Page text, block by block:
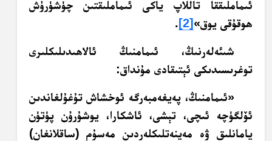
ئىماملىققا تاللاپ ياكى ئىماملىقتىن چۈشۈرۈش
ھوقۇقى يوق» [2]
.
شىئەلەرنىڭ، ئىمامنىڭ ئالاھىدىلىكلىرى
توغرىسىدىكى ئېتىقادى مۇنداق:
«ئىمامنىڭ، پەيغەمبەرگە ئوخشاش تۇغۇلغاندىن
ئۆلگۈچە ئىچى، تېشى، ئاشكارا، يوشۇرۇن پۈتۈن
يامانلىق ۋە مەينەتلىكلەردىن مەسۇم (ساقلانغان)